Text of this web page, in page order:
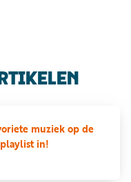
muziek op de
in!